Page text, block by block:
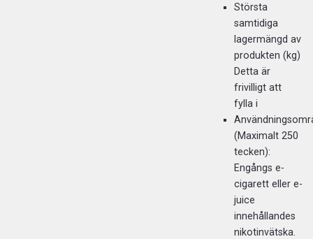
Största
samtidiga
lagermängd av
produkten (kg)
Detta är
frivilligt att
fylla i
(Maximalt 250
tecken):
Engångs e-
cigarett eller e-
juice
innehållandes
nikotinvätska.